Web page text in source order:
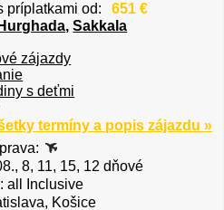
príplatkami od:
651 €
Hurghada,Sakkala
zájazdy
s deťmi
termíny a popis zájazdu »
8, 11, 15, 12 dňové
all Inclusive
Košice